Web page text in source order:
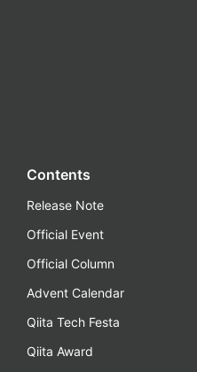
Contents
Release Note
Official Event
Official Column
Advent Calendar
Qiita Tech Festa
Qiita Award